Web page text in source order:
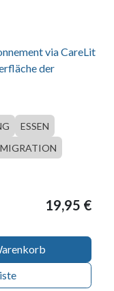
via CareLit
der
ESSEN
MIGRATION
19,95 €